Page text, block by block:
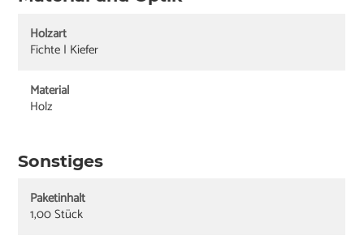
Holzart
Fichte | Kiefer
Material
Holz
Sonstiges
Paketinhalt
1,00 Stück